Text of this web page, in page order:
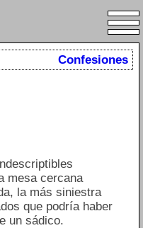
Confesiones
mesa cercana
la más siniestra
que podría haber
un sádico.